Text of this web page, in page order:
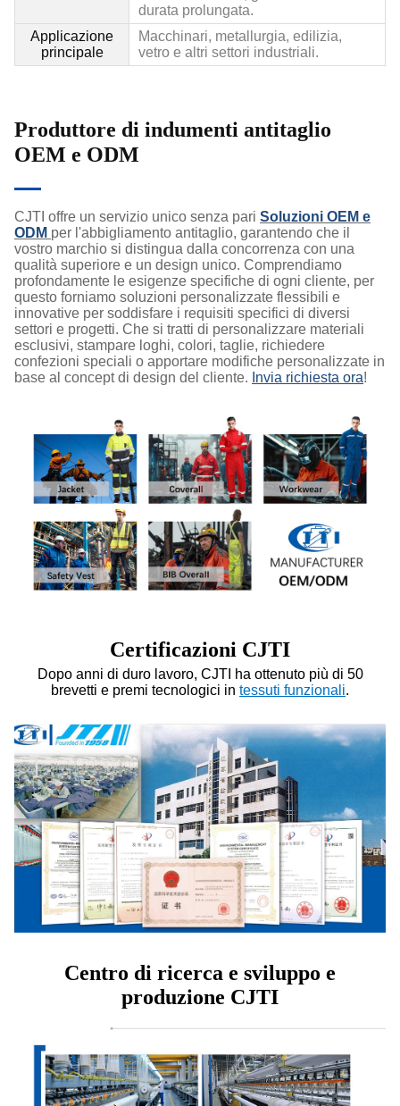
durata prolungata.
Applicazione
principale
Macchinari, metallurgia, edilizia,
vetro e altri settori industriali.
Produttore di indumenti antitaglio
OEM e ODM
CJTI offre un servizio unico senza pari Soluzioni OEM e
ODM per l'abbigliamento antitaglio, garantendo che il
vostro marchio si distingua dalla concorrenza con una
qualità superiore e un design unico. Comprendiamo
profondamente le esigenze specifiche di ogni cliente, per
questo forniamo soluzioni personalizzate flessibili e
innovative per soddisfare i requisiti specifici di diversi
settori e progetti. Che si tratti di personalizzare materiali
esclusivi, stampare loghi, colori, taglie, richiedere
confezioni speciali o apportare modifiche personalizzate in
base al concept di design del cliente. Invia richiesta ora!
Certificazioni CJTI
Dopo anni di duro lavoro, CJTI ha ottenuto più di 50
brevetti e premi tecnologici in tessuti funzionali.
Centro di ricerca e sviluppo e
produzione CJTI